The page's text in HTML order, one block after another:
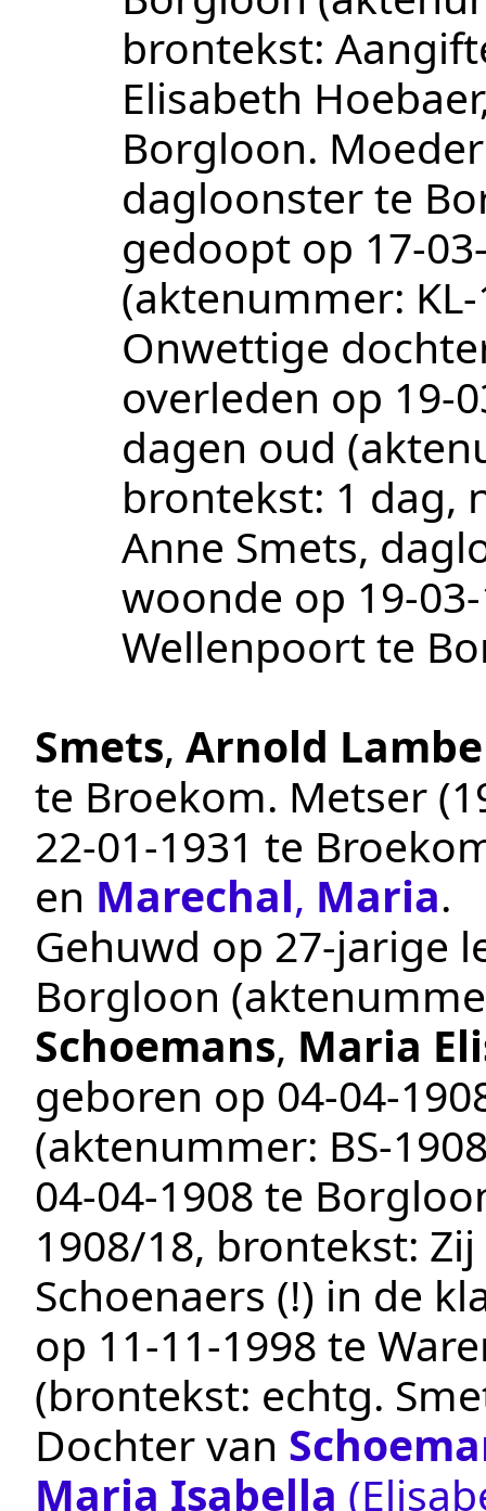
brontekst:
Elisabeth
Borgloon.
dagloonster te
gedoopt op
(aktenummer:
Onwettige
overleden op
dagen oud
brontekst: 1 dag,
Anne Smets,
woonde op
Wellenpoort te
Smets, Arnold
te Broekom. Metser
22‑01‑1931 te
en Marechal, Maria.
Gehuwd op 27-jarige
Borgloon
Schoemans, Maria
geboren op
(aktenummer: BS-
04‑04‑1908 te
1908/18, brontekst:
Schoenaers (!) in de
op 11‑11‑1998 te
(brontekst: echtg.
Dochter van
Maria Isabella